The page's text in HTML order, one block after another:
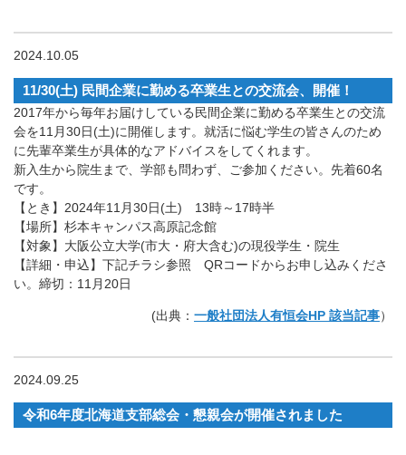
2024.10.05
11/30(土) 民間企業に勤める卒業生との交流会、開催！
2017年から毎年お届けしている民間企業に勤める卒業生との交流
会を11月30日(土)に開催します。就活に悩む学生の皆さんのため
に先輩卒業生が具体的なアドバイスをしてくれます。
新入生から院生まで、学部も問わず、ご参加ください。先着60名
です。
【とき】2024年11月30日(土) 13時～17時半
【場所】杉本キャンパス高原記念館
【対象】大阪公立大学(市大・府大含む)の現役学生・院生
【詳細・申込】下記チラシ参照 QRコードからお申し込みくださ
い。締切：11月20日
(出典： 一般社団法人有恒会HP 該当記事）
2024.09.25
令和6年度北海道支部総会・懇親会が開催されました